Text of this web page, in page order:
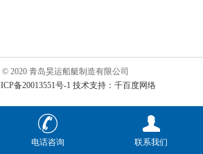
© 2020 青岛昊运船艇制造有限公司
备20013551号-1 技术支持：千百度网络
电话咨询 联系我们